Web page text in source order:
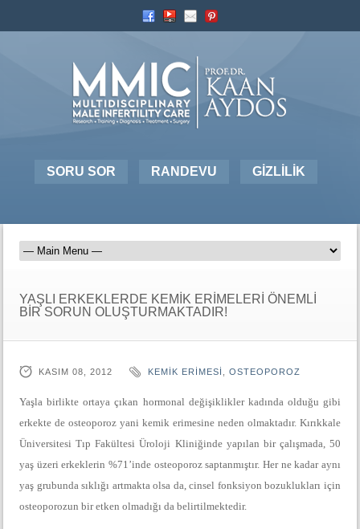
SORU SOR RANDEVU GİZLİLİK
YAŞLI ERKEKLERDE KEMİK ERİMELERİ ÖNEMLİ
BİR SORUN OLUŞTURMAKTADIR!
KASIM 08, 2012 KEMIK ERIMESI OSTEOPOROZ
Yaşla birlikte ortaya çıkan hormonal değişiklikler kadında olduğu gibi
erkekte de osteoporoz yani kemik erimesine neden olmaktadır. Kırıkkale
Üniversitesi Tıp Fakültesi Üroloji Kliniğinde yapılan bir çalışmada, 50
yaş üzeri erkeklerin %71’inde osteoporoz saptanmıştır. Her ne kadar aynı
yaş grubunda sıklığı artmakta olsa da, cinsel fonksiyon bozuklukları için
osteoporozun bir etken olmadığı da belirtilmektedir.